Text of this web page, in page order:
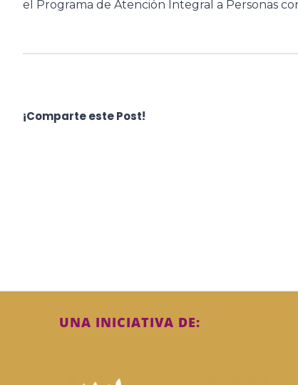
el Programa de Atención Integral a Personas
¡Comparte este Post!
UNA INICIATIVA DE: